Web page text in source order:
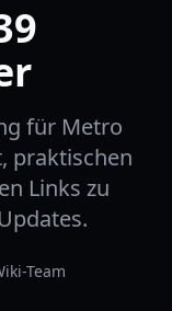
für Metro
praktischen
Links zu
Team